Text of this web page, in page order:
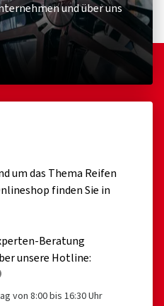
und über uns
um das Thema Reifen
finden Sie in
Beratung
unsere Hotline:
von 8:00 bis 16:30 Uhr